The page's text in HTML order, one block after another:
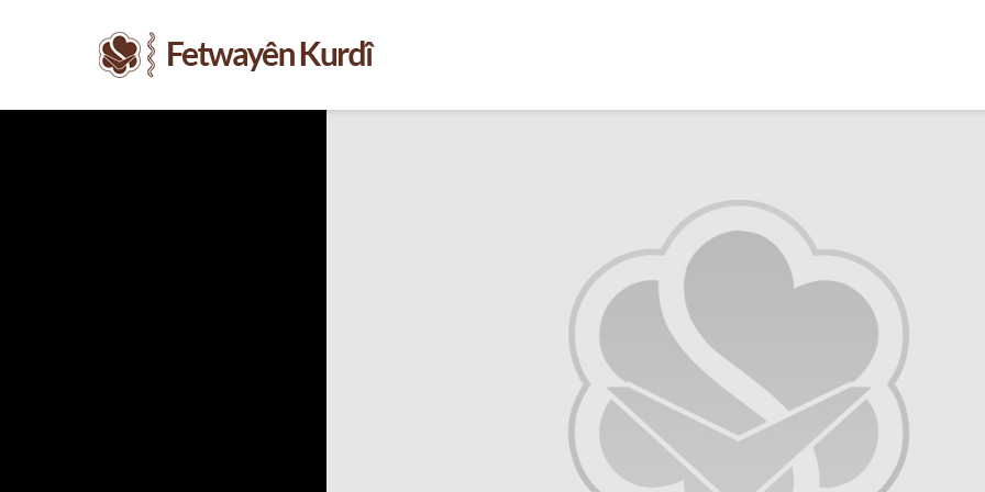
wê sê caran maç
bike û bibe ser
eniya xwe?
2771 Nîşandan
Ma tu mehzûra wê
heye mirov biçe Rî
û Xirqeyê Pîroz ê
Pêxemberê me
bibine?